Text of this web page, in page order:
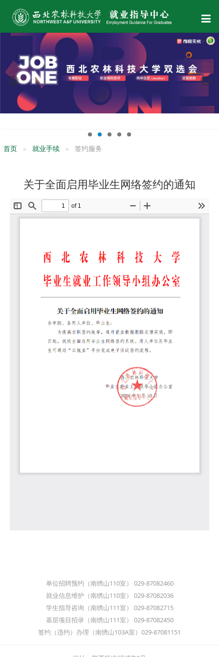
首页 就业手续 签约服务
关于全面启用毕业生网络签约的通知
单位招聘预约（南绣山110室） 029-87082460
就业信息维护（南绣山110室） 029-87082036
学生指导咨询（南绣山111室） 029-87082715
基层项目招录（南绣山111室） 029-87082450
签约（违约）办理（南绣山103A室）029-87081151